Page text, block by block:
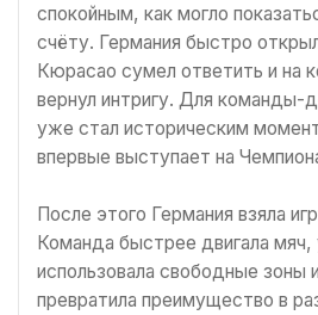
спокойным, как могло
счёту. Германия быстро
Кюрасао сумел ответить и на
вернул интригу. Для команды-
уже стал историческим
впервые выступает на
После этого Германия взяла
Команда быстрее двигала мяч,
использовала свободные зоны
превратила преимущество в